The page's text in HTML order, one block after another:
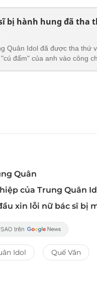
bị hành hung đã tha
Quân Idol đã được tha thứ
đấm" của anh vào công
Quân
của Trung Quân
xin lỗi nữ bác sĩ bị
Idol Quế Vân